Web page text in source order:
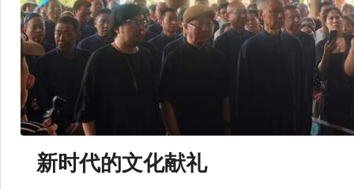
新时代的文化献礼‌